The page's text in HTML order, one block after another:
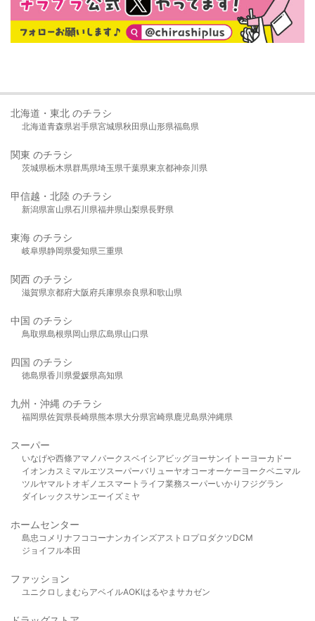
北海道・東北 のチラシ
北海道青森県岩手県宮城県秋田県山形県福島県
関東 のチラシ
茨城県栃木県群馬県埼玉県千葉県東京都神奈川県
甲信越・北陸 のチラシ
新潟県富山県石川県福井県山梨県長野県
東海 のチラシ
岐阜県静岡県愛知県三重県
関西 のチラシ
滋賀県京都府大阪府兵庫県奈良県和歌山県
中国 のチラシ
鳥取県島根県岡山県広島県山口県
四国 のチラシ
徳島県香川県愛媛県高知県
九州・沖縄 のチラシ
福岡県佐賀県長崎県熊本県大分県宮崎県鹿児島県沖縄県
スーパー
いなげや西條アマノパークスベイシア ビッグヨーサンイトーヨーカドー
イオンカスミ マルエツスーパーバリューヤオコーオーケー ヨークベニマル
ツルヤマルト オギノ エスマート ライフ業務スーパーいかり フジグラン
ダイレックスサンエーイズミヤ
ホームセンター
島忠 コメリ ナフコ コーナンカインズアストロプロダクツDCM
ジョイフル本田
ファッション
ユニクロ しまむら アベイルAOKIはるやま サカゼン